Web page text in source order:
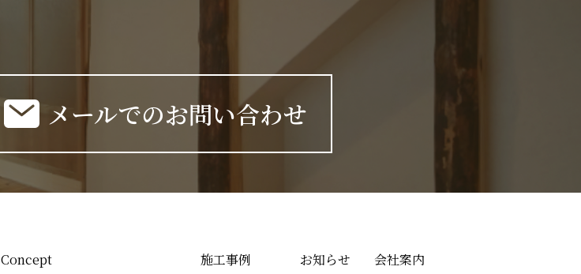
メールでのお問い合わせ
Concept 施工事例 お知らせ 会社案内